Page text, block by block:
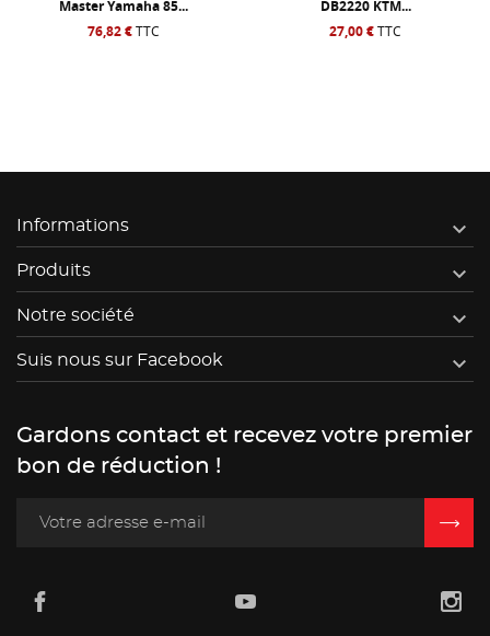
Master Yamaha 85...
76,82 €TTC
DB2220 KTM...
27,00 €TTC
Informations 
Produits 
Notre société 
Suis nous sur Facebook 
Gardons contact et recevez votre premier
bon de réduction !